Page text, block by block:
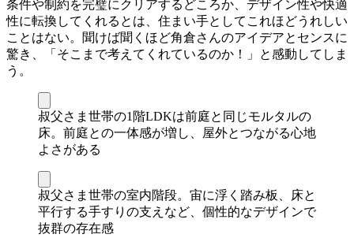
条件や制約を完璧にクリアするどころか、デザイン性や快適
性に転換してくれるとは、住まい手としてこれほどうれしい
ことはない。聞けば聞くほど角倉さんのアイデアとセンスに
驚き、「そこまで考えてくれているのか！」と感動してしま
う。
叔父さま世帯の1階LDKは前庭と同じモルタルの
床。前庭との一体感が増し、屋外とつながる心地
よさがある
叔父さま世帯の室内階段。宙に浮く踏み板、床と
平行する手すりの支えなど、個性的なデザインで
抜群の存在感